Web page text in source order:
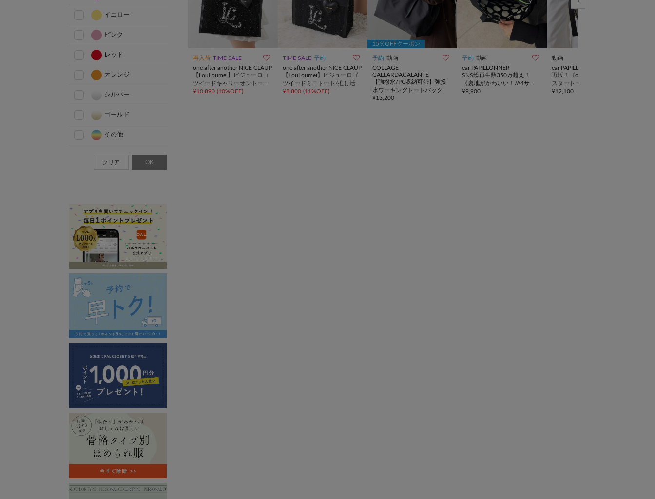
再入荷 TIME SALE 
one after another NICE CLAUP
【LouLoumei】ビジューロゴ
ツイードキャリーオントー
ト/推し活
¥10,890 (10%OFF)
TIME SALE 予約 
one after another NICE CLAUP
【LouLoumei】ビジューロゴ
ツイードミニトート/推し活
¥8,800 (11%OFF)
15％OFFクーポン
予約 動画 
COLLAGE
GALLARDAGALANTE
【強撥水/PC収納可◎】強撥
水ワーキングトートバッグ
¥13,200
予約 動画 
ear PAPILLONNER
SNS総再生数350万越え！
《裏地がかわいい！/A4サイ
ズ対応》アジャスタートート
¥9,900
動画
ear PAPILLONNER
再販！《ouchi企画》アジャ
スタートートバッグ横型
¥12,100
イエロー
ピンク
レッド
オレンジ
シルバー
ゴールド
その他
クリア OK